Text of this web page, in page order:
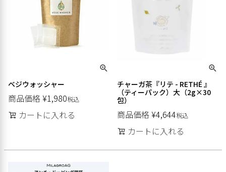
ベジウォッシャー
商品価格 ¥1,980税込
カートに入れる
チャーガ茶『リテ - RETHÉ 』
（ティーパック）大（2g×30
包）
商品価格 ¥4,644税込
カートに入れる